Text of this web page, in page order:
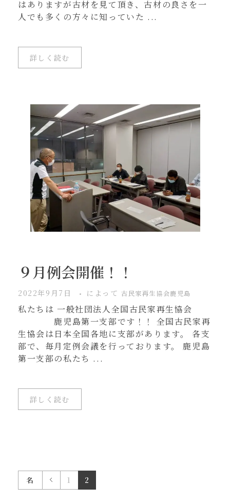
はありますが古材を見て頂き、古材の良さを一
人でも多くの方々に知っていた ...
詳しく読む
９月例会開催！！
2022年9月7日 によって 古民家再生協会鹿児島
私たちは 一般社団法人全国古民家再生協会
鹿児島第一支部です！！ 全国古民家再
生協会は日本全国各地に支部があります。 各支
部で、毎月定例会議を行っております。 鹿児島
第一支部の私たち ...
詳しく読む
名 1 2